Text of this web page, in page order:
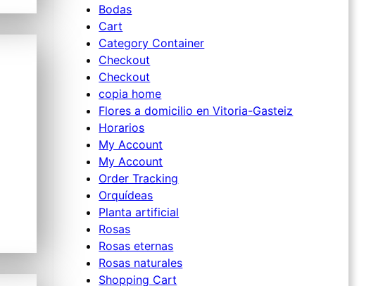
Bodas
Cart
Category Container
Checkout
Checkout
copia home
Flores a domicilio en Vitoria-Gasteiz
Horarios
My Account
My Account
Order Tracking
Orquídeas
Planta artificial
Rosas
Rosas eternas
Rosas naturales
Shopping Cart